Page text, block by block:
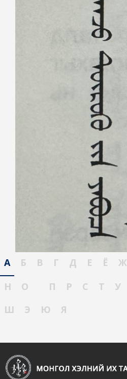
А Б В Г Д Е Ё Ж
Н
О П Р С Т У
Ш
Э Ю Я